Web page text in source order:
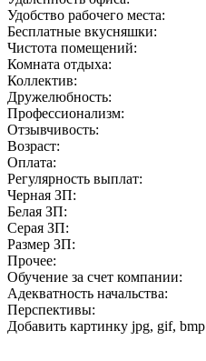
Удобство рабочего места:
Бесплатные вкусняшки:
Чистота помещений:
Комната отдыха:
Коллектив:
Дружелюбность:
Профессионализм:
Отзывчивость:
Возраст:
Оплата:
Регулярность выплат:
Черная ЗП:
Белая ЗП:
Серая ЗП:
Размер ЗП:
Прочее:
Обучение за счет компании:
Адекватность начальства:
Перспективы:
Добавить картинку jpg, gif, bmp